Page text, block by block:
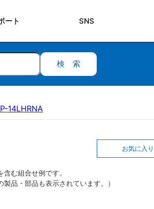
ート SNS
検索
14LHRNA
お気に入り
む組合せ例です。
製品・部品も表示されています。）